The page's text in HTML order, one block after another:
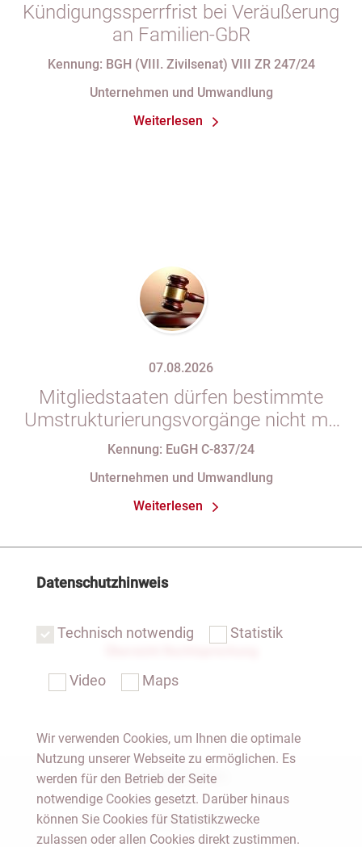
Kündigungssperrfrist bei Veräußerung
an Familien-GbR
Kennung: BGH (VIII. Zivilsenat) VIII ZR 247/24
Unternehmen und Umwandlung
Weiterlesen
07.08.2026
Mitgliedstaaten dürfen bestimmte
Umstrukturierungsvorgänge nicht mit
indirekten Steuern belasten
Kennung: EuGH C-837/24
Unternehmen und Umwandlung
Weiterlesen
Notar Dresden
Fachgebiete
Datenschutzhinweis
Technisch notwendig Statistik
Video Maps
Wir verwenden Cookies, um Ihnen die optimale
Nutzung unserer Webseite zu ermöglichen. Es
werden für den Betrieb der Seite
notwendige Cookies gesetzt. Darüber hinaus
können Sie Cookies für Statistikzwecke
zulassen oder allen Cookies direkt zustimmen.